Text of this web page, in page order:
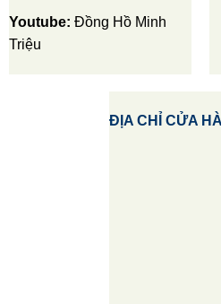
Youtube: Đồng Hồ Minh
Triệu
ĐỊA CHỈ CỬA